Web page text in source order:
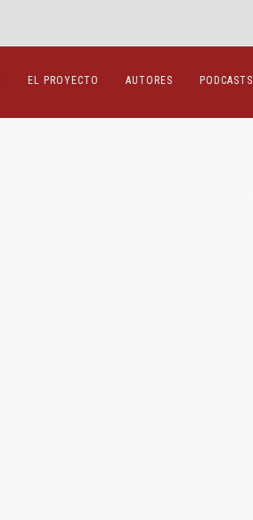
EL PROYECTO AUTORES PODCASTS